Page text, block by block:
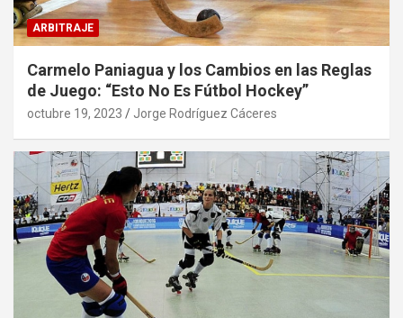
ARBITRAJE
Carmelo Paniagua y los Cambios en las Reglas
de Juego: “Esto No Es Fútbol Hockey”
octubre 19, 2023 Jorge Rodríguez Cáceres